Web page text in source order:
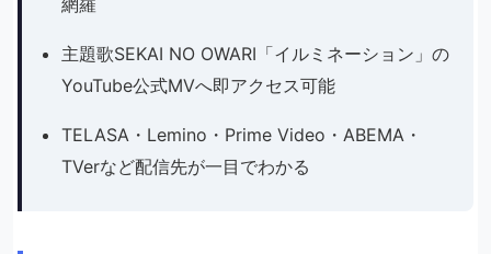
網羅
主題歌SEKAI NO OWARI「イルミネーション」の
YouTube公式MVへ即アクセス可能
TELASA・Lemino・Prime Video・ABEMA・
TVerなど配信先が一目でわかる